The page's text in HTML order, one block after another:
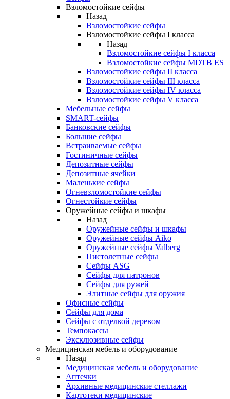
Взломостойкие сейфы
Назад
Взломостойкие сейфы
Взломостойкие сейфы I класса
Назад
Взломостойкие сейфы I класса
Взломостойкие сейфы MDTB ES
Взломостойкие сейфы II класса
Взломостойкие сейфы III класса
Взломостойкие сейфы IV класса
Взломостойкие сейфы V класса
Мебельные сейфы
SMART-сейфы
Банковские сейфы
Большие сейфы
Встраиваемые сейфы
Гостиничные сейфы
Депозитные сейфы
Депозитные ячейки
Маленькие сейфы
Огневзломостойкие сейфы
Огнестойкие сейфы
Оружейные сейфы и шкафы
Назад
Оружейные сейфы и шкафы
Оружейные сейфы Aiko
Оружейные сейфы Valberg
Пистолетные сейфы
Сейфы ASG
Сейфы для патронов
Сейфы для ружей
Элитные сейфы для оружия
Офисные сейфы
Сейфы для дома
Сейфы с отделкой деревом
Темпокассы
Эксклюзивные сейфы
Медицинская мебель и оборудование
Назад
Медицинская мебель и оборудование
Аптечки
Архивные медицинские стеллажи
Картотеки медицинские